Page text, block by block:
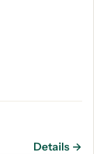
Details →